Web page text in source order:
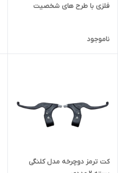
فلزی با طرح های شخصیت
ناموجود
کت ترمز دوچرخه مدل کلنگی